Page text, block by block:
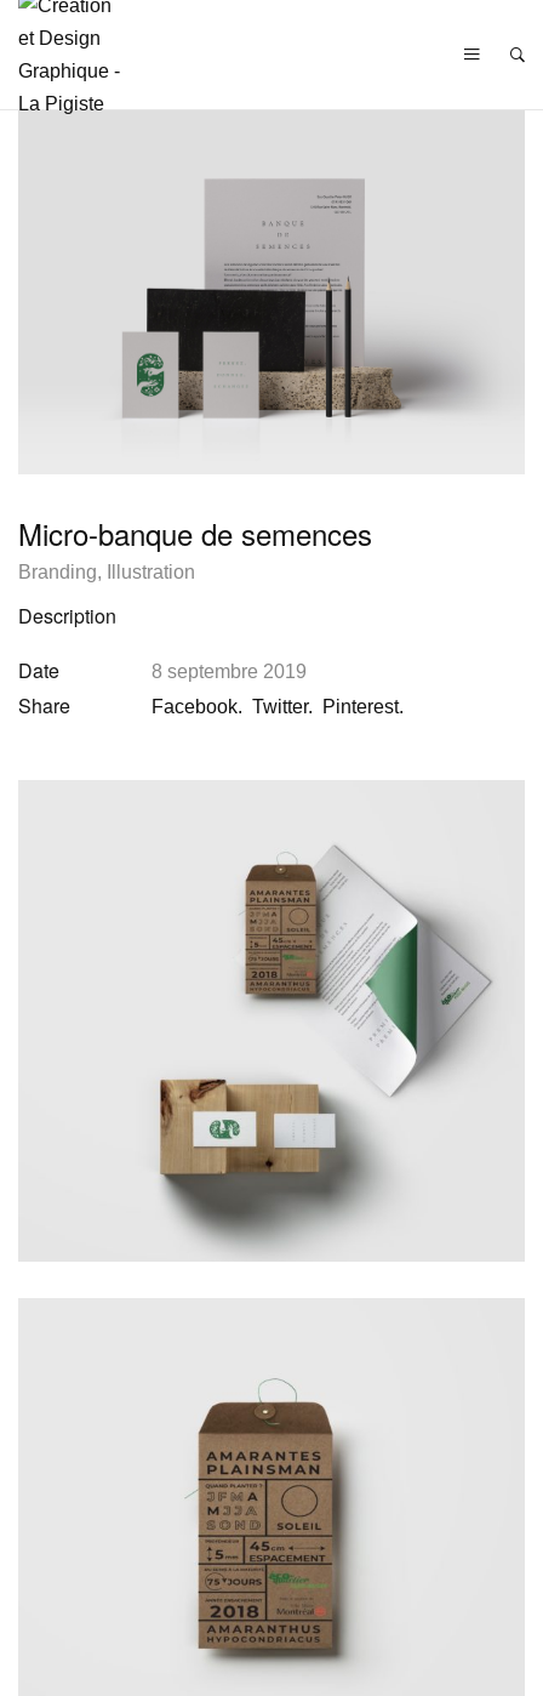
Micro-banque de semences
Branding, Illustration
Description
Date
8 septembre 2019
Share Facebook. Twitter. Pinterest.